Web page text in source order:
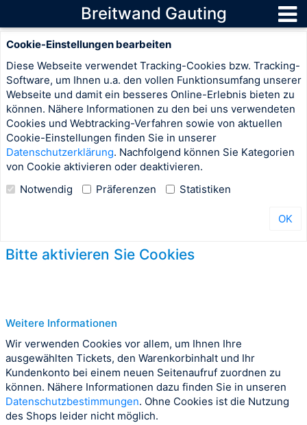
Breitwand Gauting
Cookie-Einstellungen bearbeiten
Diese Webseite verwendet Tracking-Cookies bzw. Tracking-
Software, um Ihnen u.a. den vollen Funktionsumfang unserer
Webseite und damit ein besseres Online-Erlebnis bieten zu
können. Nähere Informationen zu den bei uns verwendeten
Cookies und Webtracking-Verfahren sowie von aktuellen
Cookie-Einstellungen finden Sie in unserer
Datenschutzerklärung. Nachfolgend können Sie Kategorien
von Cookie aktivieren oder deaktivieren.
Notwendig
Präferenzen Statistiken
OK
Bitte aktivieren Sie Cookies
Weitere Informationen
Wir verwenden Cookies vor allem, um Ihnen Ihre
ausgewählten Tickets, den Warenkorbinhalt und Ihr
Kundenkonto bei einem neuen Seitenaufruf zuordnen zu
können. Nähere Informationen dazu finden Sie in unseren
Datenschutzbestimmungen. Ohne Cookies ist die Nutzung
des Shops leider nicht möglich.